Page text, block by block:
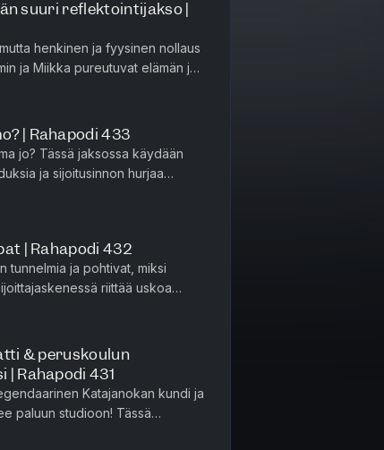
suuri reflektointijakso |
henkinen ja fyysinen nollaus
ja Miikka pureutuvat elämän ja
| Rahapodi 433
jo? Tässä jaksossa käydään
ja sijoitusinnon hurjaa
Suomi on n...
| Rahapodi 432
tunnelmia ja pohtivat, miksi
riittää uskoa
Oura suun...
& peruskoulun
Rahapodi 431
Katajanokan kundi ja
paluun studioon! Tässä
vuoden eduskunt...